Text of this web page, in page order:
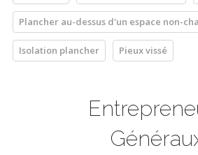
Plancher au-dessus d'un espace non-
Isolation plancher Pieux vissé